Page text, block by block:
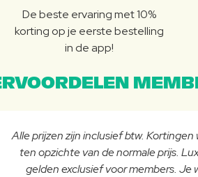
De beste ervaring met 10%
korting op je eerste bestelling
in de app!
Alle prijzen zijn inclusief btw.
ten opzichte van de normale prijs.
gelden exclusief voor members. Je